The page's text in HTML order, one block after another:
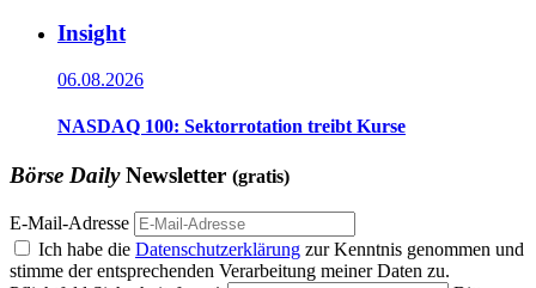
Insight
06.08.2026
NASDAQ 100: Sektorrotation treibt Kurse
Börse DailyNewsletter (gratis)
E-Mail-Adresse
Ich habe die Datenschutzerklärung zur Kenntnis genommen und
stimme der entsprechenden Verarbeitung meiner Daten zu.